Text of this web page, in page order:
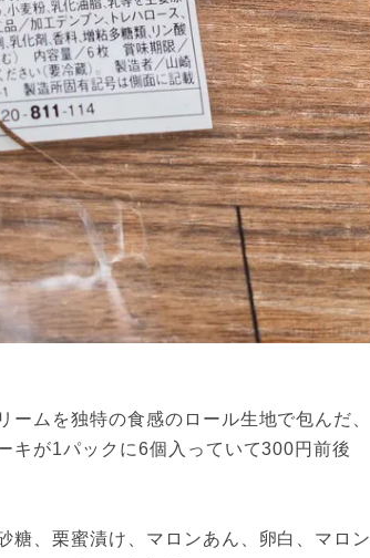
ムを独特の食感のロール生地で包んだ、
キが1パックに6個入っていて300円前後
糖、栗蜜漬け、マロンあん、卵白、マロン